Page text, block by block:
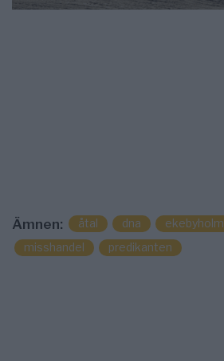
Ämnen: åtal dna ekebyholm
misshandel
predikanten